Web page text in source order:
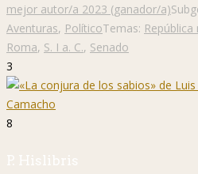
mejor autor/a 2023 (ganador/a)
Aventuras, PolíticoTemas:
Roma, S. I a. C., Senado
3
8
P. Hislibris